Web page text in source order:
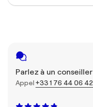
Parlez à un
Appel +33 1 76 44 06 42